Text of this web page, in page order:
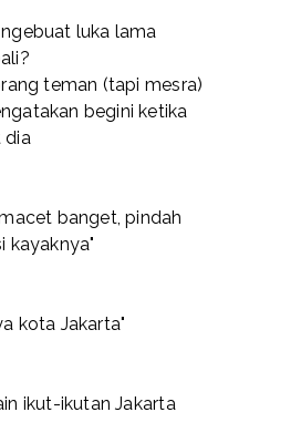
luka lama
teman (tapi mesra)
begini ketika
dia
banget, pindah
kayaknya"
kota Jakarta"
ikut-ikutan Jakarta